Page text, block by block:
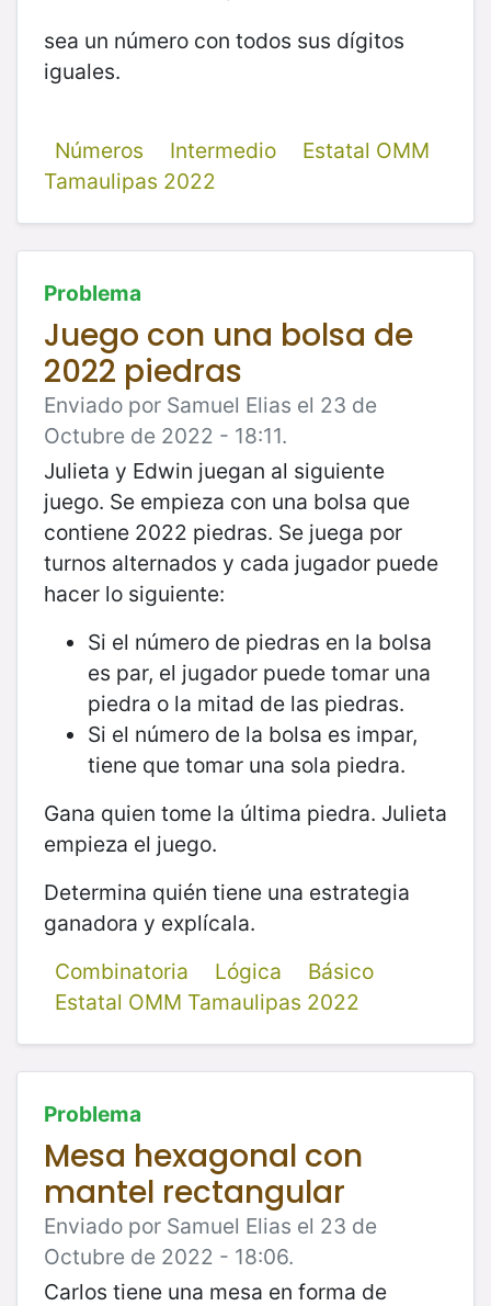
sea un número con todos sus dígitos
iguales.
Números Intermedio
Estatal OMM
Tamaulipas 2022
Problema
Juego con una bolsa de
2022 piedras
Enviado por Samuel Elias el 23 de
Octubre de 2022 - 18:11.
Julieta y Edwin juegan al siguiente
juego. Se empieza con una bolsa que
contiene 2022 piedras. Se juega por
turnos alternados y cada jugador puede
hacer lo siguiente:
Si el número de piedras en la bolsa
es par, el jugador puede tomar una
piedra o la mitad de las piedras.
Si el número de la bolsa es impar,
tiene que tomar una sola piedra.
Gana quien tome la última piedra. Julieta
empieza el juego.
Determina quién tiene una estrategia
ganadora y explícala.
Combinatoria
Lógica
Básico
Estatal OMM Tamaulipas 2022
Problema
Mesa hexagonal con
mantel rectangular
Enviado por Samuel Elias el 23 de
Octubre de 2022 - 18:06.
Carlos tiene una mesa en forma de